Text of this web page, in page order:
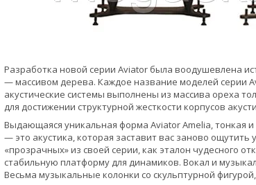
Разработка новой серии Aviator была воодушевлена
— массивом дерева. Каждое название моделей серии
акустические системы выполнены из массива ореха
для достижении структурной жесткости корпусов
Выдающаяся уникальная форма Aviator Amelia, тонкая
— это акустика, которая заставит вас заново
«прозрачных» из своей серии, как эталон чудесного
стабильную платформу для динамиков. Вокал и
Весьма музыкальные колонки со скульптурной